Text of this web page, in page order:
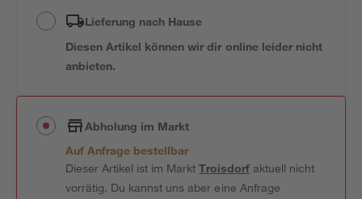
Lieferung nach Hause
Diesen Artikel können wir dir online leider nicht
anbieten.
Abholung im Markt
Auf Anfrage bestellbar
Dieser Artikel ist im MarktTroisdorfaktuell nicht
vorrätig. Du kannst uns aber eine Anfrage